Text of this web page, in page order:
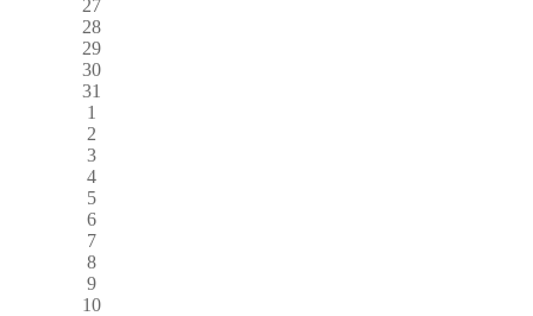
27
28
29
30
31
1
2
3
4
5
6
7
8
9
10